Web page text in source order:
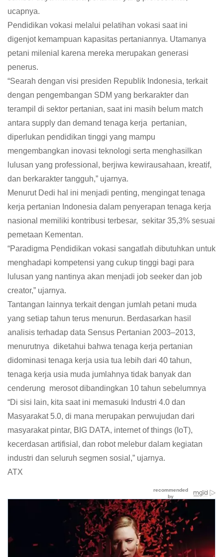
ucapnya.
Pendidikan vokasi melalui pelatihan vokasi saat ini
digenjot kemampuan kapasitas pertaniannya. Utamanya
petani milenial karena mereka merupakan generasi
penerus.
“Searah dengan visi presiden Republik Indonesia, terkait
dengan pengembangan SDM yang berkarakter dan
terampil di sektor pertanian, saat ini masih belum match
antara supply dan demand tenaga kerja pertanian,
diperlukan pendidikan tinggi yang mampu
mengembangkan inovasi teknologi serta menghasilkan
lulusan yang professional, berjiwa kewirausahaan, kreatif,
dan berkarakter tangguh,” ujarnya.
Menurut Dedi hal ini menjadi penting, mengingat tenaga
kerja pertanian Indonesia dalam penyerapan tenaga kerja
nasional memiliki kontribusi terbesar, sekitar 35,3% sesuai
pemetaan Kementan.
“Paradigma Pendidikan vokasi sangatlah dibutuhkan untuk
menghadapi kompetensi yang cukup tinggi bagi para
lulusan yang nantinya akan menjadi job seeker dan job
creator,” ujarnya.
Tantangan lainnya terkait dengan jumlah petani muda
yang setiap tahun terus menurun. Berdasarkan hasil
analisis terhadap data Sensus Pertanian 2003–2013,
menurutnya diketahui bahwa tenaga kerja pertanian
didominasi tenaga kerja usia tua lebih dari 40 tahun,
tenaga kerja usia muda jumlahnya tidak banyak dan
cenderung merosot dibandingkan 10 tahun sebelumnya
“Di sisi lain, kita saat ini memasuki Industri 4.0 dan
Masyarakat 5.0, di mana merupakan perwujudan dari
masyarakat pintar, BIG DATA, internet of things (IoT),
kecerdasan artifisial, dan robot melebur dalam kegiatan
industri dan seluruh segmen sosial,” ujarnya.
ATX